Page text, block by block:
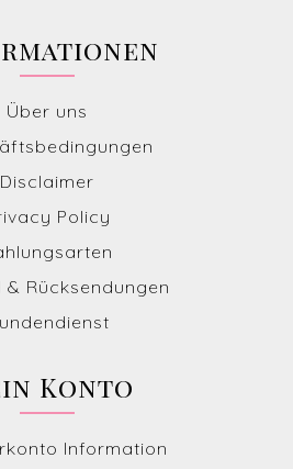
Über uns
Disclaimer
Policy
Rücksendungen
Konto
Information